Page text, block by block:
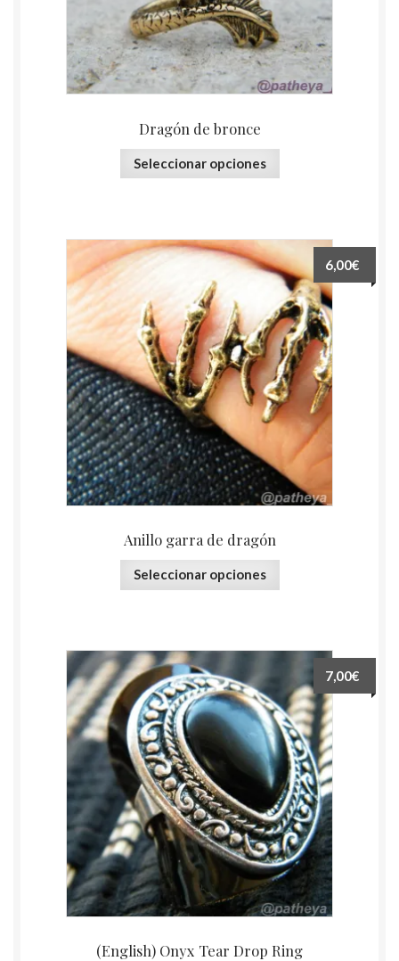
Dragón de bronce
Seleccionar opciones
Anillo garra de dragón
6,00€
Seleccionar opciones
(English) Onyx Tear Drop Ring
7,00€